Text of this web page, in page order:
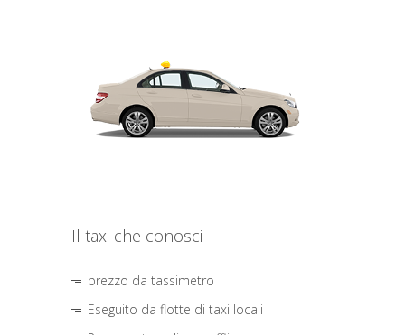
Il taxi che conosci
prezzo da tassimetro
Eseguito da flotte di taxi locali